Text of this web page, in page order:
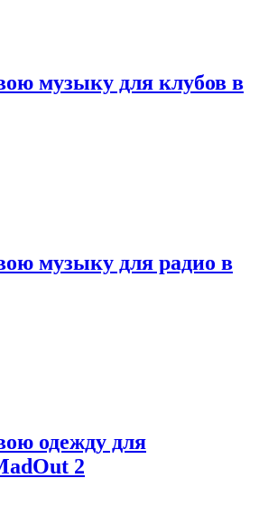
музыку для клубов в
музыку для радио в
одежду для
2